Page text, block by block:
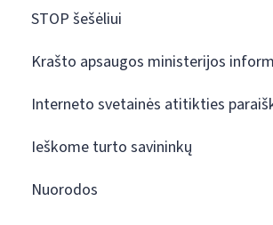
STOP šešėliui
Krašto apsaugos ministerijos
Interneto svetainės atitikties
Ieškome turto savininkų
Nuorodos